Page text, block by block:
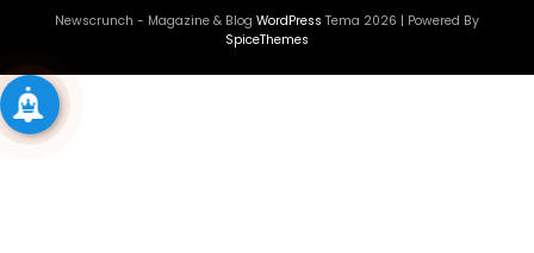
Newscrunch - Magazine & Blog WordPress Tema 2026 | Powered By
SpiceThemes